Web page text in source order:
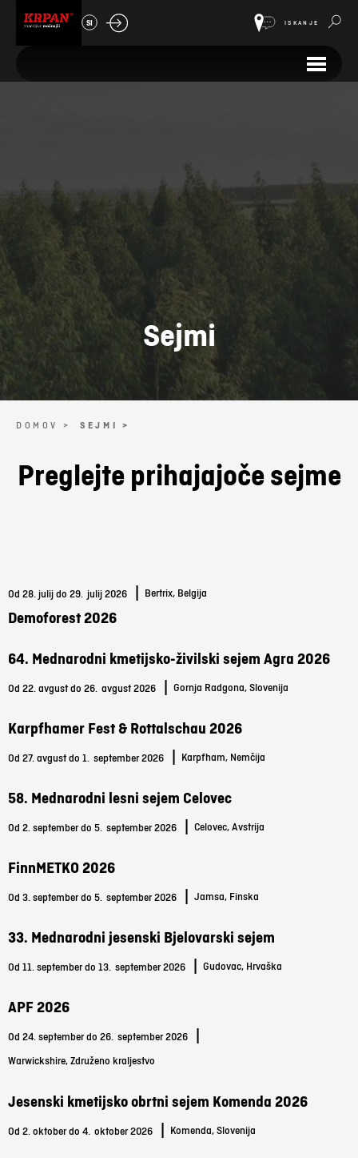
SI ISKANJE
Sejmi
DOMOV > SEJMI >
Preglejte prihajajoče sejme
Od 28. julij do 29. julij 2026 Bertrix, Belgija
Demoforest 2026
64. Mednarodni kmetijsko-živilski sejem Agra 2026
Od 22. avgust do 26. avgust 2026 Gornja Radgona, Slovenija
Karpfhamer Fest & Rottalschau 2026
Od 27. avgust do 1. september 2026 Karpfham, Nemčija
58. Mednarodni lesni sejem Celovec
Od 2. september do 5. september 2026 Celovec, Avstrija
FinnMETKO 2026
Od 3. september do 5. september 2026 Jamsa, Finska
33. Mednarodni jesenski Bjelovarski sejem
Od 11. september do 13. september 2026 Gudovac, Hrvaška
APF 2026
Od 24. september do 26. september 2026
Warwickshire, Združeno kraljestvo
Jesenski kmetijsko obrtni sejem Komenda 2026
Od 2. oktober do 4. oktober 2026 Komenda, Slovenija